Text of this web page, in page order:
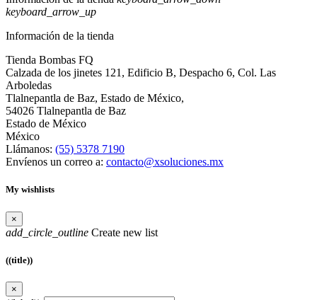
keyboard_arrow_up
Información de la tienda
Tienda Bombas FQ
Calzada de los jinetes 121, Edificio B, Despacho 6, Col. Las
Arboledas
Tlalnepantla de Baz, Estado de México,
54026 Tlalnepantla de Baz
Estado de México
México
Llámanos: (55) 5378 7190
Envíenos un correo a: contacto@xsoluciones.mx
My wishlists
×
add_circle_outline Create new list
((title))
×